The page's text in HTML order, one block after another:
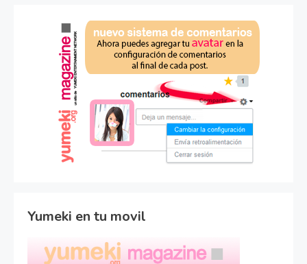
Yumeki en tu movil